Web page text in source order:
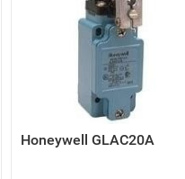
Honeywell GLAC20A